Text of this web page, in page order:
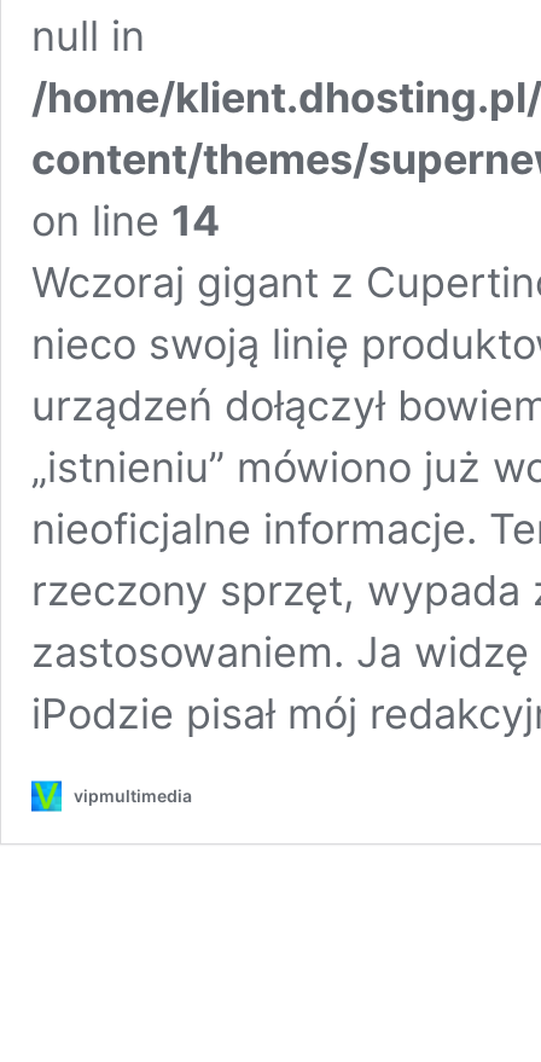
null in
/home/
content/themes/
on line 14
Wczoraj gigant z
nieco swoją linię
urządzeń dołączył
„istnieniu” mówiono już
nieoficjalne informacje.
rzeczony sprzęt, wypada
zastosowaniem. Ja
iPodzie pisał mój
vipmultimedia